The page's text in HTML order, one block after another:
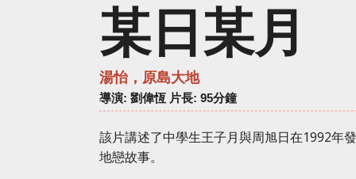
某日某月
湯怡，原島大地
導演: 劉偉恆 片長: 95分鐘
該片講述了中學生王子月與周旭日在1992年
地戀故事。